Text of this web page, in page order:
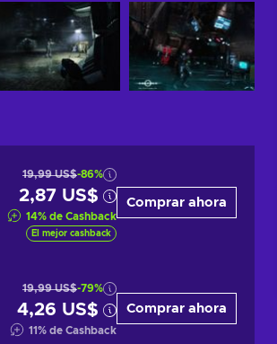
19,99 US$-86%
2,87 US$
14% de Cashback
El mejor cashback
Comprar ahora
19,99 US$-79%
4,26 US$
11% de Cashback
Comprar ahora